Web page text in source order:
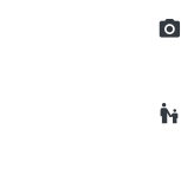
camera_alt
escalator_warning